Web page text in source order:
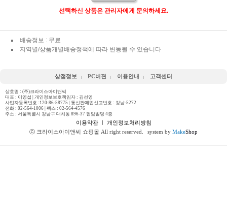
선택하신 상품은 관리자에게 문의하세요.
배송정보 : 무료
지역별/상품개별배송정책에 따라 변동될 수 있습니다
상점정보 PC버젼 이용안내 고객센터
상호명 : (주)크라이스아이앤씨
대표 : 이영섭 | 개인정보보호책임자 : 김선영
사업자등록번호 :120-86-58775 | 통신판매업신고번호 : 강남-5272
전화 : 02-564-1006 | 팩스 : 02-564-4576
주소 : 서울특별시 강남구 대치동 896-37 현암빌딩 4층
이용약관ㅣ 개인정보처리방침
ⓒ 크라이스아이앤씨 쇼핑몰 All right reserved.
system by MakeShop